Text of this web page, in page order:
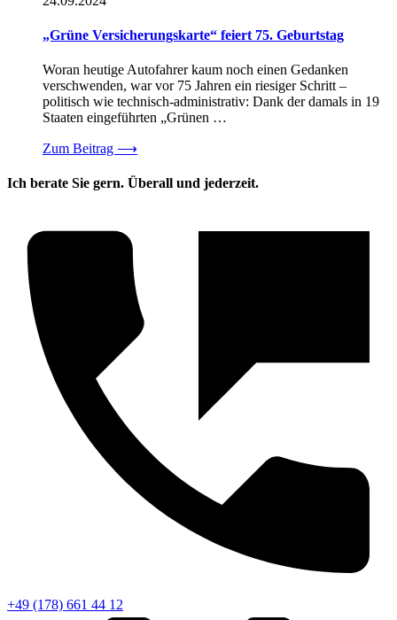
„Grüne Versicherungskarte“ feiert 75. Geburtstag
Woran heutige Autofahrer kaum noch einen Gedanken
verschwenden, war vor 75 Jahren ein riesiger Schritt –
politisch wie technisch-administrativ: Dank der damals in 19
Staaten eingeführten „Grünen …
Zum Beitrag ⟶
Ich berate Sie gern. Überall und jederzeit.
+49 (178) 661 44 12